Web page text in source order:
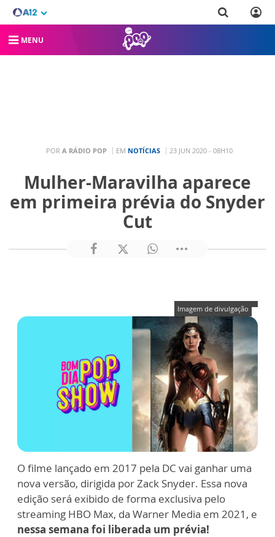
MENU
POR A RÁDIO POP EM NOTÍCIAS 23 JUN 2020 - 08H10
Mulher-Maravilha aparece
em primeira prévia do Snyder
Cut
Imagem de divulgação
O filme lançado em 2017 pela DC vai ganhar uma
nova versão, dirigida por Zack Snyder. Essa nova
edição será exibido de forma exclusiva pelo
streaming HBO Max, da Warner Media em 2021, e
nessa semana foi liberada um prévia!